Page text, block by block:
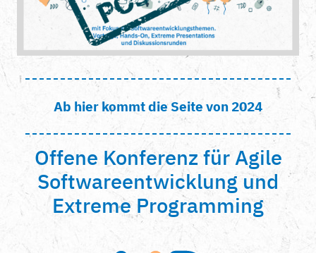
Ab hier kommt die Seite von 2024
Offene Konferenz für Agile
Softwareentwicklung und
Extreme Programming